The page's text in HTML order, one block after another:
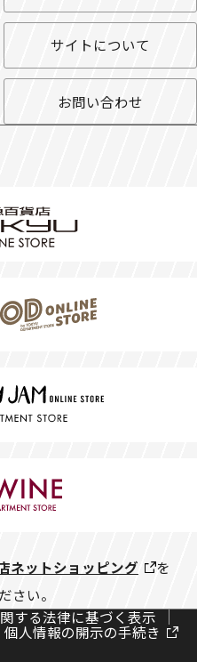
サイトについて
お問い合わせ
ネットショッピング
を
さい。
する法律に基づく表示
個人情報の開示の手続き